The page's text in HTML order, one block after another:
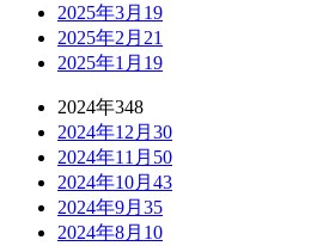
2025年3月 19
2025年2月 21
2025年1月 19
2024年348
2024年12月 30
2024年11月 50
2024年10月 43
2024年9月 35
2024年8月 10